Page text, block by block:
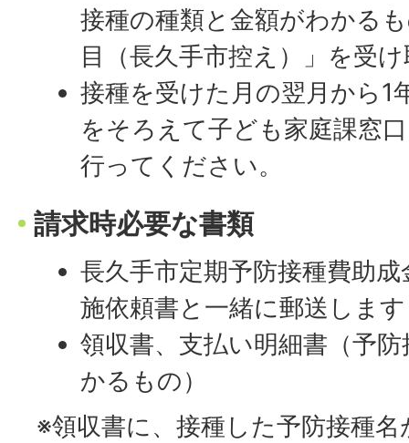
接種の種類と金額がわかる
目（長久手市控え）」を受
接種を受けた月の翌月から1
をそろえて子ども家庭課窓
行ってください。
請求時必要な書類
長久手市定期予防接種費助
施依頼書と一緒に郵送しま
領収書、支払い明細書（予
かるもの）
※領収書に、接種した予防接種